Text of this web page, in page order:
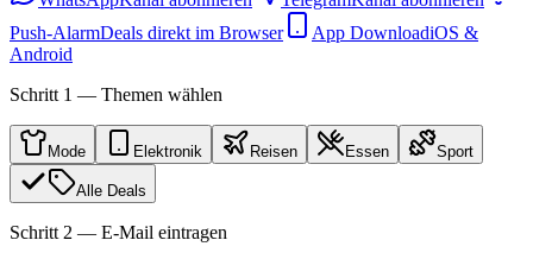
Push-AlarmDeals direkt im Browser App DownloadiOS &
Android
Schritt 1 — Themen wählen
Mode Elektronik Reisen Essen Sport
Alle Deals
Schritt 2 — E-Mail eintragen